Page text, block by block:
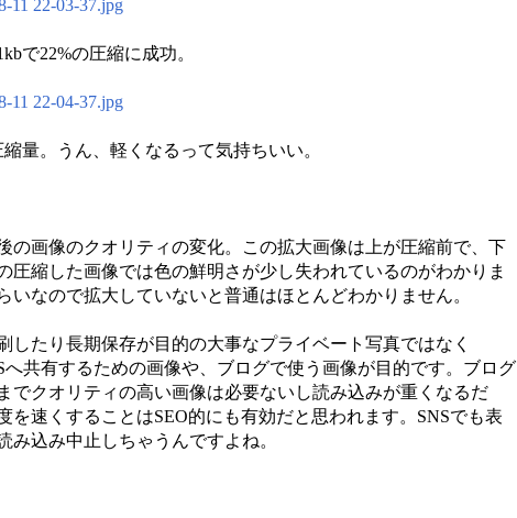
で22%の圧縮に成功。
量。うん、軽くなるって気持ちいい。
の画像のクオリティの変化。この拡大画像は上が圧縮前で、下
圧縮した画像では色の鮮明さが少し失われているのがわかりま
いなので拡大していないと普通はほとんどわかりません。
したり長期保存が目的の大事なプライベート写真ではなく
へ共有するための画像や、ブログで使う画像が目的です。ブログ
でクオリティの高い画像は必要ないし読み込みが重くなるだ
を速くすることはSEO的にも有効だと思われます。SNSでも表
み込み中止しちゃうんですよね。